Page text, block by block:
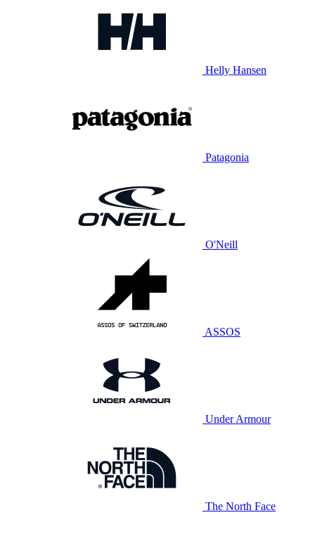
Helly Hansen
Patagonia
O'Neill
ASSOS
Under Armour
The North Face